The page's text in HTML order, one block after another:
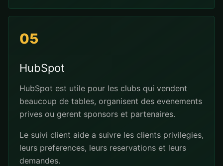
05
HubSpot
HubSpot est utile pour les clubs qui vendent
beaucoup de tables, organisent des evenements
prives ou gerent sponsors et partenaires.
Le suivi client aide a suivre les clients privilegies,
leurs preferences, leurs reservations et leurs
demandes.